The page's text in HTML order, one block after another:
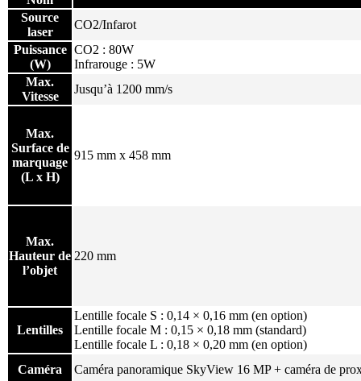
Source
laser
CO2/Infarot
Puissance
(W)
CO2 : 80W
Infrarouge : 5W
Max.
Vitesse
Jusqu’à 1200 mm/s
Max.
Surface de
marquage
(L x H)
915 mm x 458 mm
Max.
Hauteur de
l’objet
220 mm
Lentilles
Lentille focale S : 0,14 × 0,16 mm (en option)
Lentille focale M : 0,15 × 0,18 mm (standard)
Lentille focale L : 0,18 × 0,20 mm (en option)
Caméra
Caméra panoramique SkyView 16 MP + caméra de